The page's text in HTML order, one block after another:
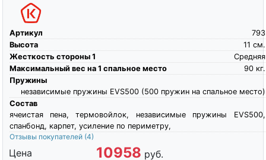
Артикул
793
Высота
см.
11
Жесткость стороны 1
Средняя
Максимальный вес на 1 спальное место
кг.
90
Пружины
независимые пружины EVS500 (500 пружин на спальное место)
Состав
ячеистая пена, термовойлок, независимые пружины EVS500,
спанбонд, карпет, усиление по периметру,
Отзывы покупателей (4)
Цена 10958 руб.